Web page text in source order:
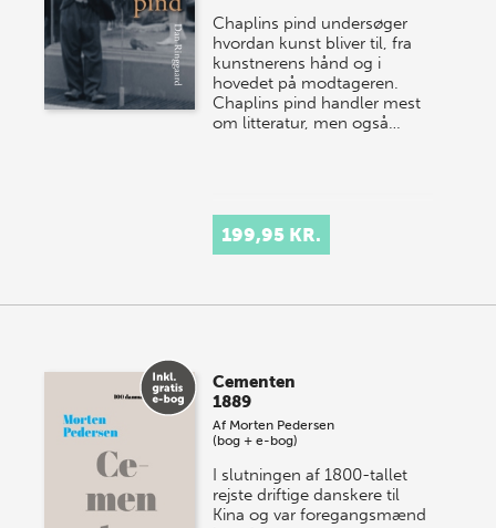
Chaplins pind undersøger
hvordan kunst bliver til, fra
kunstnerens hånd og i
hovedet på modtageren.
Chaplins pind handler mest
om litteratur, men også…
199,95 KR.
Cementen
1889
Af Morten Pedersen
(bog + e-bog)
I slutningen af 1800-tallet
rejste driftige danskere til
Kina og var foregangsmænd